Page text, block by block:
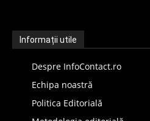
Informații utile
Despre InfoContact.ro
Echipa noastră
Politica Editorială